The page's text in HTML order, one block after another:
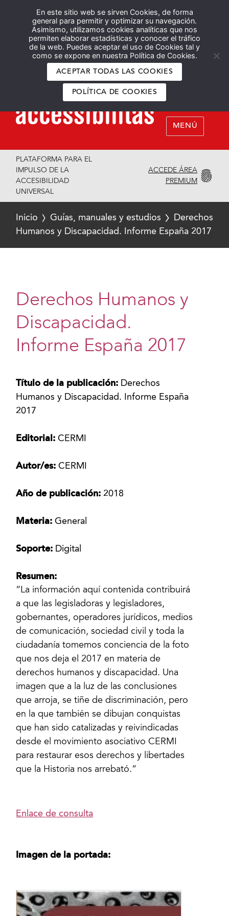
En este sitio web se sirven Cookies, de forma
general para permitir y optimizar su navegación.
Asimismo, utilizamos cookies analíticas que nos
permiten elaborar estadísticas y conocer el tráfico
de la web. Puedes aceptar el uso de Cookies tal y
como se expone en nuestra Política de Cookies.
ACEPTAR TODAS LAS COOKIES
POLÍTICA DE COOKIES
Español English
MENÚ
PLATAFORMA PARA EL
IMPULSO DE LA
ACCESIBILIDAD
UNIVERSAL
ACCEDE ÁREA
PREMIUM
Inicio Guías, manuales y estudios
Derechos
Humanos y Discapacidad. Informe España 2017
Derechos Humanos y
Discapacidad.
Informe España 2017
Título de la publicación: Derechos
Humanos y Discapacidad. Informe España
2017
Editorial:CERMI
Autor/es:CERMI
Año de publicación: 2018
Materia:General
Soporte: Digital
Resumen:
“La información aquí contenida contribuirá
a que las legisladoras y legisladores,
gobernantes, operadores jurídicos, medios
de comunicación, sociedad civil y toda la
ciudadanía tomemos conciencia de la foto
que nos deja el 2017 en materia de
derechos humanos y discapacidad. Una
imagen que a la luz de las conclusiones
que arroja, se tiñe de discriminación, pero
en la que también se dibujan conquistas
que han sido catalizadas y reivindicadas
desde el movimiento asociativo CERMI
para restaurar esos derechos y libertades
que la Historia nos arrebató.”
Enlace de consulta
Imagen de la portada: